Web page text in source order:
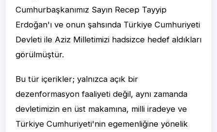
Cumhurbaşkanımız Sayın Recep Tayyip
Erdoğan'ı ve onun şahsında Türkiye Cumhuriyeti
Devleti ile Aziz Milletimizi hadsizce hedef aldıkları
görülmüştür.
Bu tür içerikler; yalnızca açık bir
dezenformasyon faaliyeti değil, aynı zamanda
devletimizin en üst makamına, milli iradeye ve
Türkiye Cumhuriyeti'nin egemenliğine yönelik